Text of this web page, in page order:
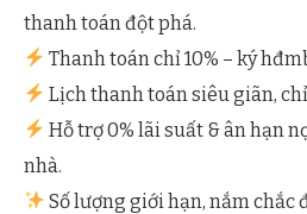
thanh toán đột phá.
Thanh toán chỉ 10% – ký
Lịch thanh toán siêu giãn, chỉ
Hỗ trợ 0% lãi suất & ân hạn
nhà.
Số lượng giới hạn, nắm chắc